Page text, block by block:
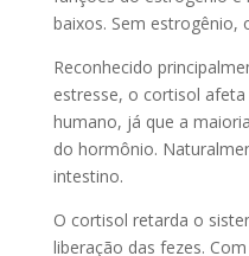
baixos. Sem estrogênio,
Reconhecido
estresse, o cortisol
humano, já que a
do hormônio.
intestino.
O cortisol retarda o
liberação das fezes.